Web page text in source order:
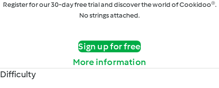
Register for our 30-day free trial and discover the world of Cookidoo®.
No strings attached.
Sign up for free
More information
Difficulty